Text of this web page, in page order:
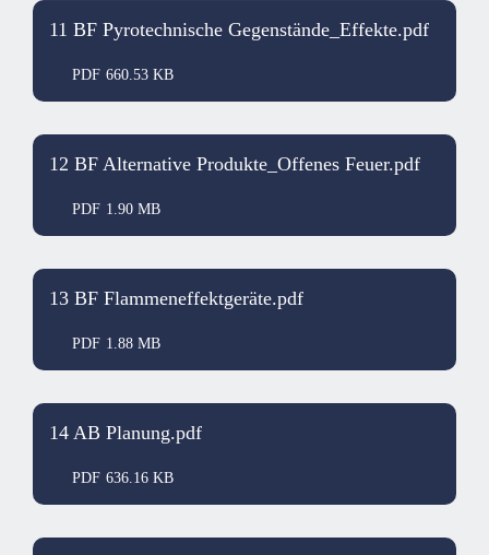
11 BF Pyrotechnische Gegenstände_Effekte.pdf
PDF 660.53 KB
12 BF Alternative Produkte_Offenes Feuer.pdf
PDF 1.90 MB
13 BF Flammeneffektgeräte.pdf
PDF 1.88 MB
14 AB Planung.pdf
PDF 636.16 KB